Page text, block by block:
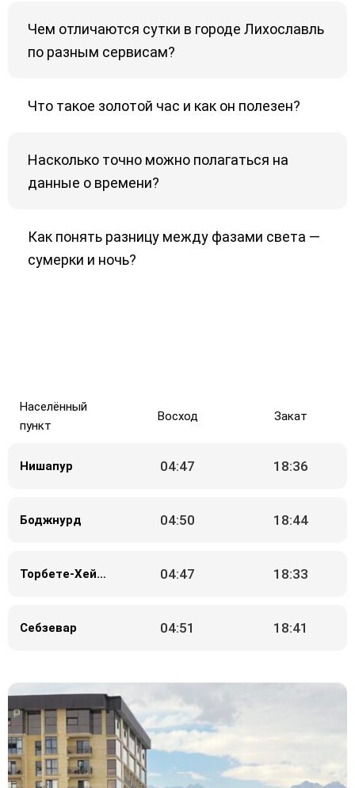
Чем отличаются сутки в городе Лихославль
по разным сервисам?
Что такое золотой час и как он полезен?
Насколько точно можно полагаться на
данные о времени?
Как понять разницу между фазами света —
сумерки и ночь?
Населённый
пункт
Восход Закат
Нишапур 04:47 18:36
Боджнурд 04:50 18:44
Торбете-Хейдерие 04:47 18:33
Себзевар 04:51 18:41